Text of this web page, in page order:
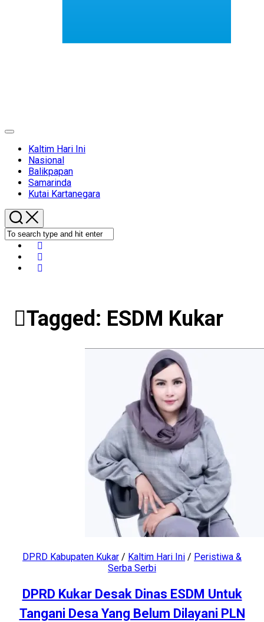
Expand
Kaltim Hari Ini
Nasional
Balikpapan
Samarinda
Kutai Kartanegara
Tagged: ESDM Kukar
DPRD Kabupaten Kukar / Kaltim Hari Ini / Peristiwa &
Serba Serbi
DPRD Kukar Desak Dinas ESDM Untuk
Tangani Desa Yang Belum Dilayani PLN